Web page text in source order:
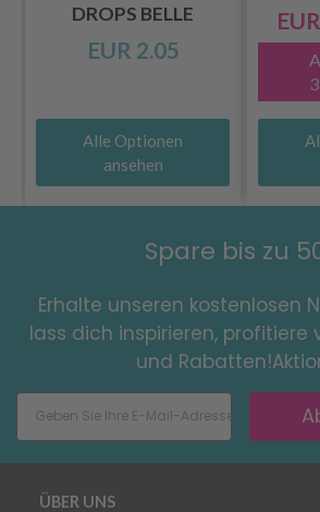
DROPS BELLE
EUR 2.05
Alle Optionen
ansehen
Spare bis zu
Erhalte unseren kostenlosen
lass dich inspirieren, profitiere
und
ÜBER UNS